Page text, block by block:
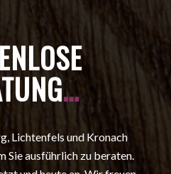
…
Lichtenfels und Kronach
Sie ausführlich zu beraten.